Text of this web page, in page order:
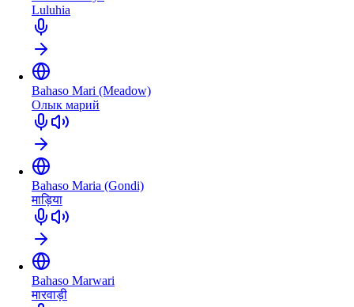
Luluhia
Bahaso Mari (Meadow)
Олык марий
Bahaso Maria (Gondi)
माड़िया
Bahaso Marwari
मारवाड़ी